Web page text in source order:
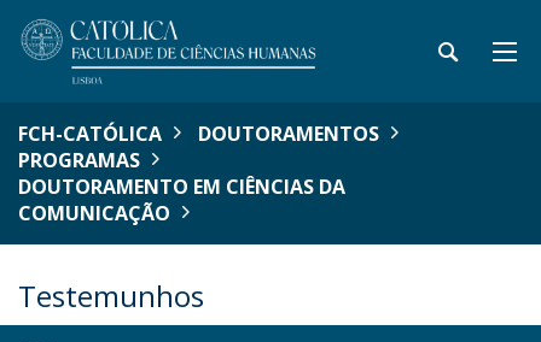
FCH-CATÓLICA
DOUTORAMENTOS
PROGRAMAS
DOUTORAMENTO EM CIÊNCIAS DA
COMUNICAÇÃO
Testemunhos